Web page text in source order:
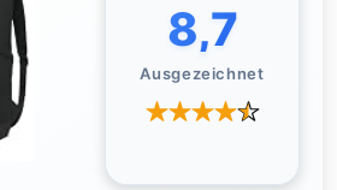
8,7
Ausgezeichnet